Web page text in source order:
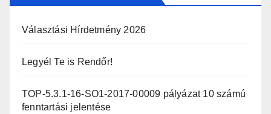
Választási Hírdetmény 2026
Legyél Te is Rendőr!
TOP-5.3.1-16-SO1-2017-00009 pályázat 10 számú
fenntartási jelentése